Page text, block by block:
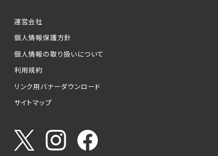
運営会社
個人情報保護方針
個人情報の取り扱いについて
利用規約
リンク用バナーダウンロード
サイトマップ